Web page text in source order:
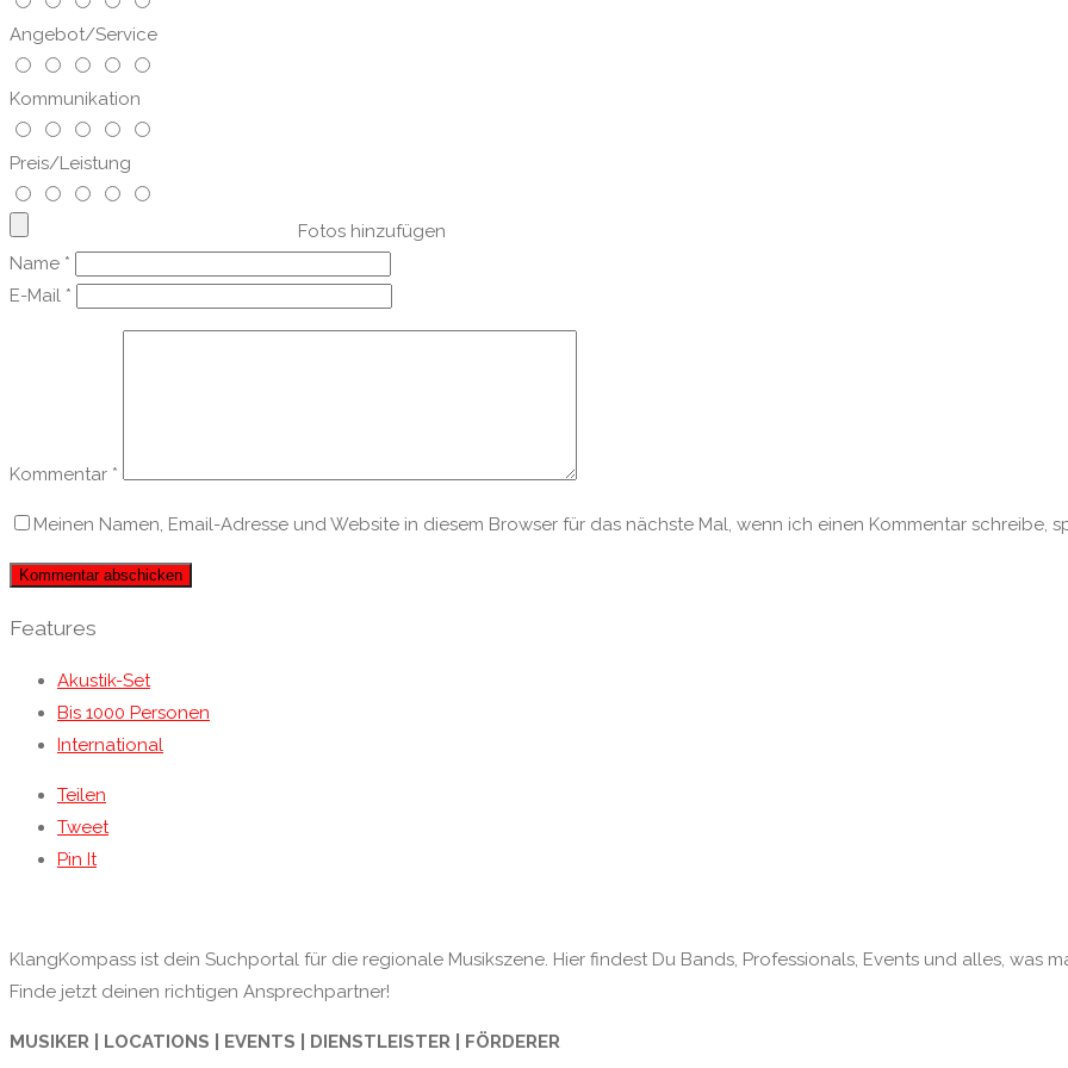
Angebot/Service
Kommunikation
Preis/Leistung
Fotos hinzufügen
Name *
E-Mail *
Kommentar *
Meinen Namen, Email-Adresse und Website in diesem Browser für das nächste Mal, wenn ich einen Kommentar schreibe,
Features
Akustik-Set
Bis 1000 Personen
International
Teilen
Tweet
Pin It
KlangKompass ist dein Suchportal für die regionale Musikszene. Hier findest Du Bands, Professionals, Events und alles, was
Finde jetzt deinen richtigen Ansprechpartner!
MUSIKER | LOCATIONS | EVENTS | DIENSTLEISTER | FÖRDERER